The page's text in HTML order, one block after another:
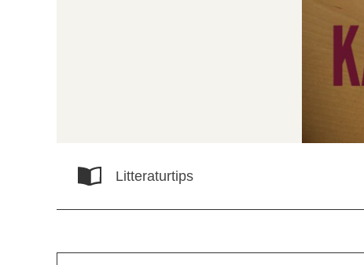
Litteraturtips